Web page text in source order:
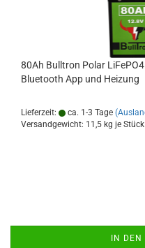
80Ah Bulltron Polar
Bluetooth App und Heizung
Lieferzeit: ca. 1-3 Tage
Versandgewicht: 11,5 kg je Stück
IN